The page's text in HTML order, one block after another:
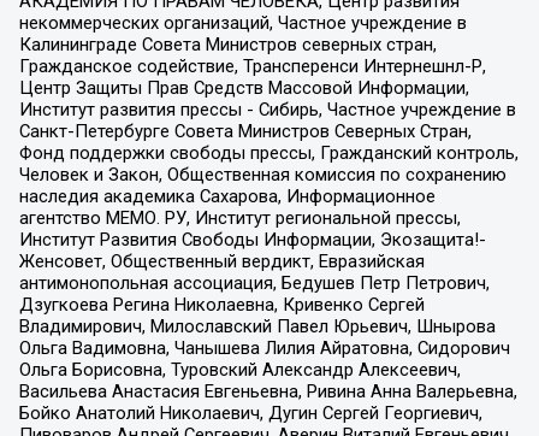
некоммерческих организаций, Частное учреждение в
Калининграде Совета Министров северных стран,
Гражданское содействие, Трансперенси Интернешнл-Р,
Центр Защиты Прав Средств Массовой Информации,
Институт развития прессы - Сибирь, Частное учреждение в
Санкт-Петербурге Совета Министров Северных Стран,
Фонд поддержки свободы прессы, Гражданский контроль,
Человек и Закон, Общественная комиссия по сохранению
наследия академика Сахарова, Информационное
агентство МЕМО. РУ, Институт региональной прессы,
Институт Развития Свободы Информации, Экозащита!-
Женсовет, Общественный вердикт, Евразийская
антимонопольная ассоциация, Бедушев Петр Петрович,
Дзугкоева Регина Николаевна, Кривенко Сергей
Владимирович, Милославский Павел Юрьевич, Шнырова
Ольга Вадимовна, Чанышева Лилия Айратовна, Сидорович
Ольга Борисовна, Туровский Александр Алексеевич,
Васильева Анастасия Евгеньевна, Ривина Анна Валерьевна,
Бойко Анатолий Николаевич, Дугин Сергей Георгиевич,